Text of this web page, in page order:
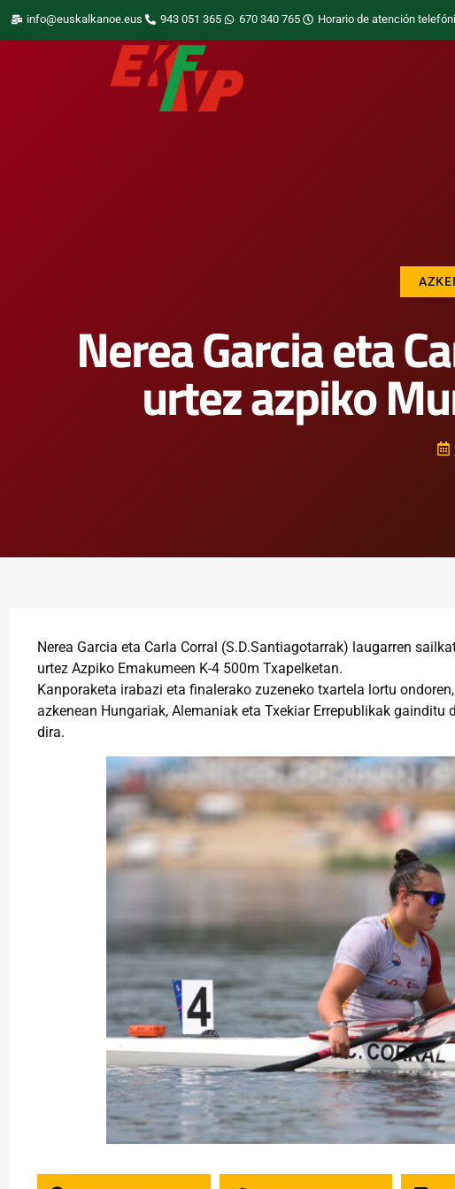
info@euskalkanoe.eus 943 051 365 670 340 765 Horario de atención
Nerea Garcia eta
urtez azpiko
Nerea Garcia eta Carla Corral (S.D.Santiagotarrak) laugarren
urtez Azpiko Emakumeen K-4 500m Txapelketan.
Kanporaketa irabazi eta finalerako zuzeneko txartela lortu
azkenean Hungariak, Alemaniak eta Txekiar Errepublikak
dira.